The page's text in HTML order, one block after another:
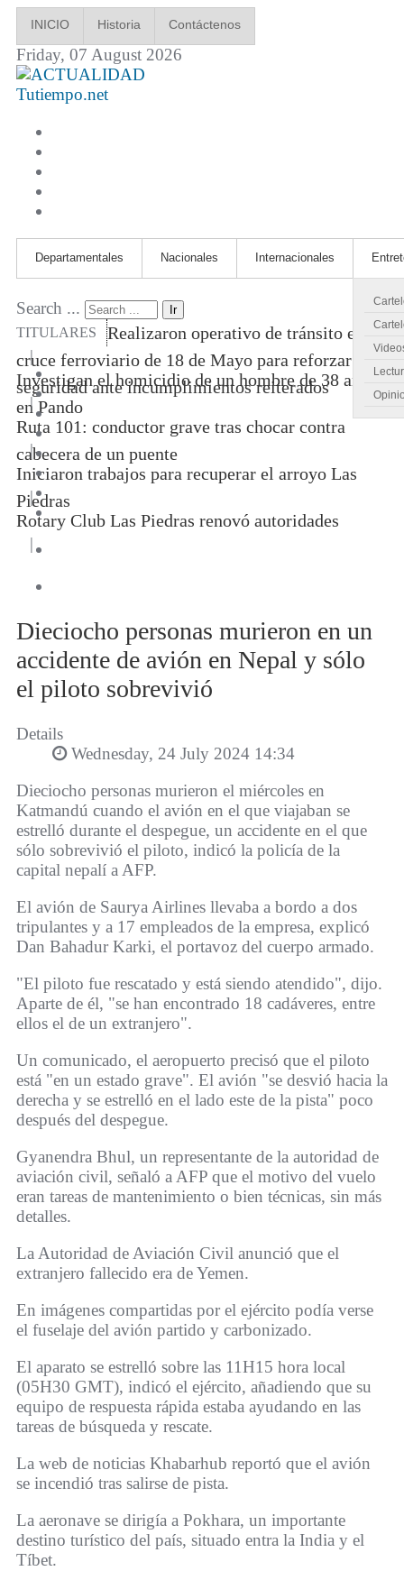
INICIO Historia Contáctenos
Friday, 07 August 2026
Tutiempo.net
Departamentales Nacionales Internacionales
Search ... Ir
TITULARES
Realizaron operativo de tránsito en
cruce ferroviario de 18 de Mayo para reforzar
seguridad ante incumplimientos reiterados
|
Investigan el homicidio de un hombre de 38 años
en Pando
|
Ruta 101: conductor grave tras chocar contra
cabecera de un puente
|
Iniciaron trabajos para recuperar el arroyo Las
Piedras
|
Rotary Club Las Piedras renovó autoridades
|
Dieciocho personas murieron en un
accidente de avión en Nepal y sólo
el piloto sobrevivió
Details
Wednesday, 24 July 2024 14:34
Dieciocho personas murieron el miércoles en
Katmandú cuando el avión en el que viajaban se
estrelló durante el despegue, un accidente en el que
sólo sobrevivió el piloto, indicó la policía de la
capital nepalí a AFP.
El avión de Saurya Airlines llevaba a bordo a dos
tripulantes y a 17 empleados de la empresa, explicó
Dan Bahadur Karki, el portavoz del cuerpo armado.
"El piloto fue rescatado y está siendo atendido", dijo.
Aparte de él, "se han encontrado 18 cadáveres, entre
ellos el de un extranjero".
Un comunicado, el aeropuerto precisó que el piloto
está "en un estado grave". El avión "se desvió hacia la
derecha y se estrelló en el lado este de la pista" poco
después del despegue.
Gyanendra Bhul, un representante de la autoridad de
aviación civil, señaló a AFP que el motivo del vuelo
eran tareas de mantenimiento o bien técnicas, sin más
detalles.
La Autoridad de Aviación Civil anunció que el
extranjero fallecido era de Yemen.
En imágenes compartidas por el ejército podía verse
el fuselaje del avión partido y carbonizado.
El aparato se estrelló sobre las 11H15 hora local
(05H30 GMT), indicó el ejército, añadiendo que su
equipo de respuesta rápida estaba ayudando en las
tareas de búsqueda y rescate.
La web de noticias Khabarhub reportó que el avión
se incendió tras salirse de pista.
La aeronave se dirigía a Pokhara, un importante
destino turístico del país, situado entra la India y el
Tíbet.